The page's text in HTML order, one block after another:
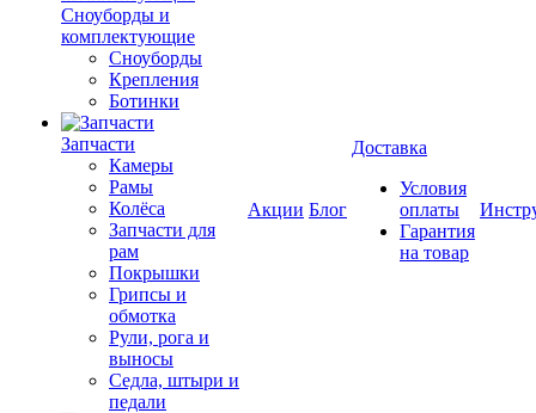
Cноуборды и
комплектующие
Сноуборды
Крепления
Ботинки
Запчасти
Камеры
Рамы
Колёса
Запчасти для
рам
Покрышки
Грипсы и
обмотка
Рули, рога и
выносы
Седла, штыри и
педали
Акции Блог
Доставка
Условия
оплаты
Гарантия
на товар